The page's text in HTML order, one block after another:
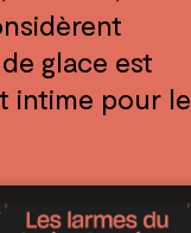
glace est
intime pour le